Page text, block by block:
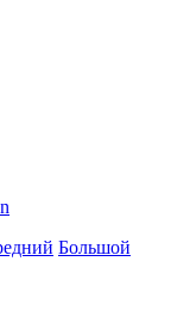
Большой